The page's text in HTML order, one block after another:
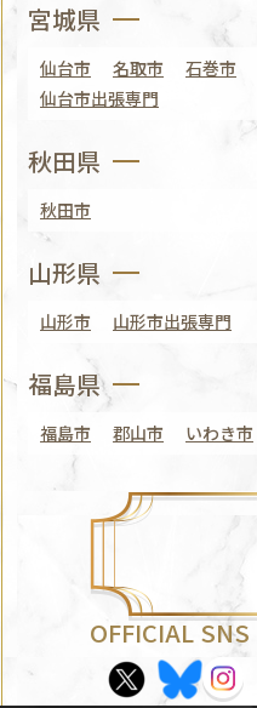
宮城県
仙台市 名取市 石巻市
仙台市出張専門
秋田県
秋田市
山形県
山形市 山形市出張専門
福島県
福島市 郡山市 いわき市
OFFICIAL SNS